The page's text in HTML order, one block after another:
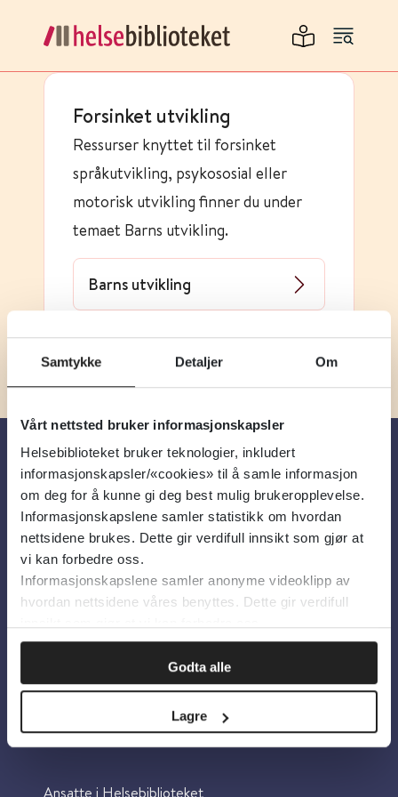
Samtykke Detaljer Om
Vårt nettsted bruker informasjonskapsler
Helsebiblioteket bruker teknologier, inkludert
informasjonskapsler/«cookies» til å samle informasjon
om deg for å kunne gi deg best mulig brukeropplevelse.
Informasjonskapslene samler statistikk om hvordan
nettsidene brukes. Dette gir verdifull innsikt som gjør at
vi kan forbedre oss.
Informasjonskapslene samler anonyme videoklipp av
hvordan nettsidene våres benyttes. Dette gir verdifull
Godta alle
Lagre
Forsinket utvikling
Ressurser knyttet til forsinket
språkutvikling, psykososial eller
motorisk utvikling finner du under
temaet Barns utvikling.
Barns utvikling
Om oss
Om Helsebiblioteket
Personvern og informasjonskapsler
Tilgjengelighetserklæring
Bilder fra Colourbox.com
Kontakt oss
Ansatte i Helsebiblioteket